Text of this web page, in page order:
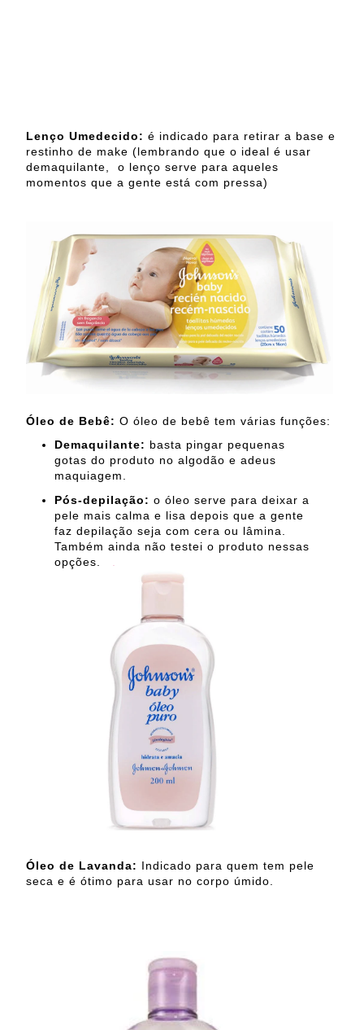
Lenço Umedecido: é indicado para retirar a base e
restinho de make (lembrando que o ideal é usar
demaquilante, o lenço serve para aqueles
momentos que a gente está com pressa)
Óleo de Bebê: O óleo de bebê tem várias funções:
Demaquilante: basta pingar pequenas
gotas do produto no algodão e adeus
maquiagem.
Pós-depilação: o óleo serve para deixar a
pele mais calma e lisa depois que a gente
faz depilação seja com cera ou lâmina.
Também ainda não testei o produto nessas
opções.
Óleo de Lavanda: Indicado para quem tem pele
seca e é ótimo para usar no corpo úmido.